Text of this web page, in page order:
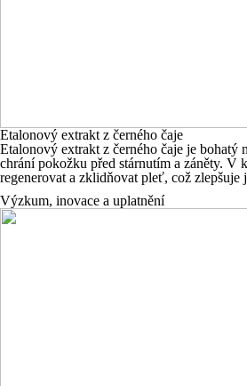
Etalonový extrakt z černého čaje
Etalonový extrakt z černého čaje je bohatý
chrání pokožku před stárnutím a záněty. V
regenerovat a zklidňovat pleť, což zlepšuje
Výzkum, inovace a uplatnění